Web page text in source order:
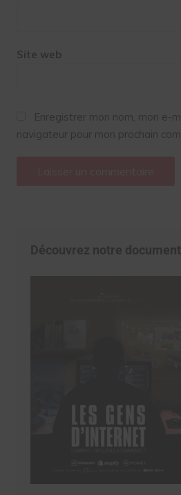
Site web
Enregistrer mon nom, mon e-
navigateur pour mon prochain
Découvrez notre